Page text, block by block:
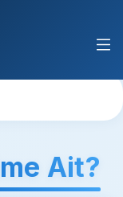
Ait?